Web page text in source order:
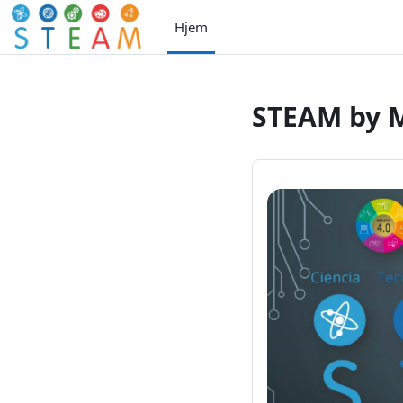
Gå til hovedindhold
Hjem
STEAM by